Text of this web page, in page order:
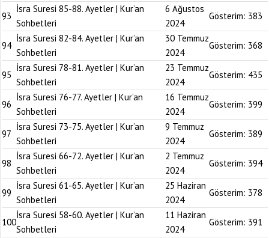
93
İsra Suresi 85-88. Ayetler | Kur’an
Sohbetleri
6 Ağustos
2024
Gösterim: 383
94
İsra Suresi 82-84. Ayetler | Kur’an
Sohbetleri
30 Temmuz
2024
Gösterim: 368
95
İsra Suresi 78-81. Ayetler | Kur’an
Sohbetleri
23 Temmuz
2024
Gösterim: 435
96
İsra Suresi 76-77. Ayetler | Kur’an
Sohbetleri
16 Temmuz
2024
Gösterim: 399
97
İsra Suresi 73-75. Ayetler | Kur’an
Sohbetleri
9 Temmuz
2024
Gösterim: 389
98
İsra Suresi 66-72. Ayetler | Kur’an
Sohbetleri
2 Temmuz
2024
Gösterim: 394
99
İsra Suresi 61-65. Ayetler | Kur’an
Sohbetleri
25 Haziran
2024
Gösterim: 378
100
İsra Suresi 58-60. Ayetler | Kur’an
Sohbetleri
11 Haziran
2024
Gösterim: 391